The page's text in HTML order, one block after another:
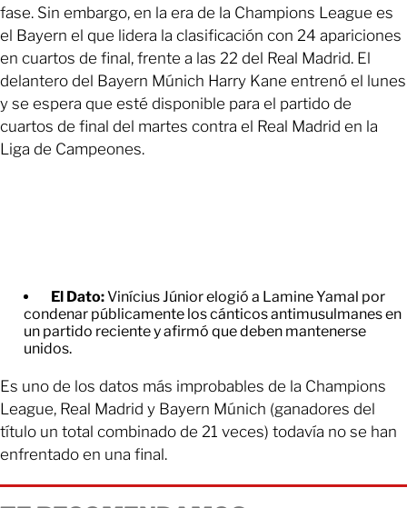
fase. Sin embargo, en la era de la Champions League es
el Bayern el que lidera la clasificación con 24 apariciones
en cuartos de final, frente a las 22 del Real Madrid. El
delantero del Bayern Múnich Harry Kane entrenó el lunes
y se espera que esté disponible para el partido de
cuartos de final del martes contra el Real Madrid en la
Liga de Campeones.
El Dato:Vinícius Júnior elogió a Lamine Yamal por
condenar públicamente los cánticos antimusulmanes en
un partido reciente y afirmó que deben mantenerse
unidos.
Es uno de los datos más improbables de la Champions
League, Real Madrid y Bayern Múnich (ganadores del
título un total combinado de 21 veces) todavía no se han
enfrentado en una final.